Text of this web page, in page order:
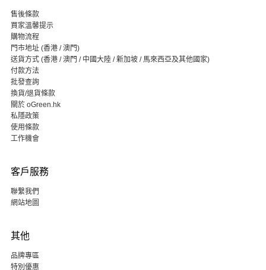
售後條款
買家溫馨提示
購物流程
門市地址 (香港 / 澳門)
送貨方式 (香港 / 澳門 / 中國大陸 / 新加坡 / 馬來西亞及其他國家)
付款方法
批發查詢
換貨/退貨條款
關於 oGreen.hk
私隱政策
使用條款
工作機會
客戶服務
聯繫我們
網站地圖
其他
品牌專區
特別優惠